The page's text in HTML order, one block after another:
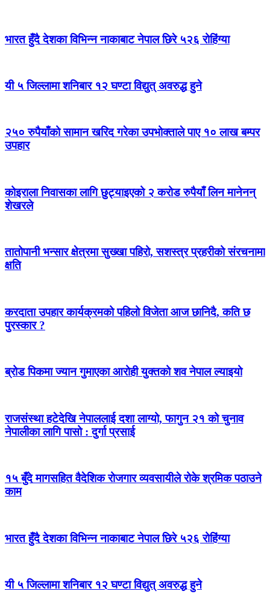
भारत हुँदै देशका विभिन्न नाकाबाट नेपाल छिरे ५२६ रोहिंग्या
यी ५ जिल्लामा शनिबार १२ घण्टा विद्युत् अवरुद्ध हुने
२५० रुपैयाँको सामान खरिद गरेका उपभोक्ताले पाए १० लाख बम्पर
उपहार
कोइराला निवासका लागि छुट्याइएको २ करोड रुपैयाँ लिन मानेनन्
शेखरले
तातोपानी भन्सार क्षेत्रमा सुख्खा पहिरो, सशस्त्र प्रहरीको संरचनामा
क्षति
करदाता उपहार कार्यक्रमको पहिलो विजेता आज छानिदै, कति छ
पुरस्कार ?
ब्रोड पिकमा ज्यान गुमाएका आरोही युक्तको शव नेपाल ल्याइयो
राजसंस्था हटेदेखि नेपाललाई दशा लाग्यो, फागुन २१ को चुनाव
नेपालीका लागि पासो : दुर्गा प्रसाई
१५ बुँदे मागसहित वैदेशिक रोजगार व्यवसायीले रोके श्रमिक पठाउने
काम
भारत हुँदै देशका विभिन्न नाकाबाट नेपाल छिरे ५२६ रोहिंग्या
यी ५ जिल्लामा शनिबार १२ घण्टा विद्युत् अवरुद्ध हुने